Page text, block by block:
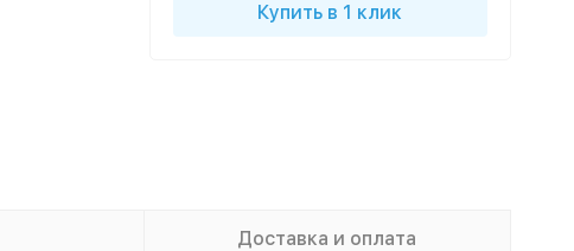
Купить в 1 клик
Доставка и оплата